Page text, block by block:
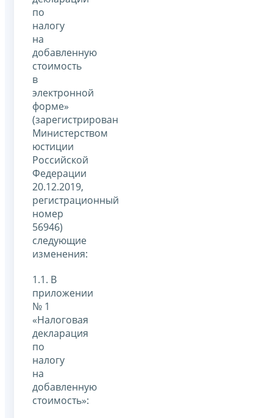
по
налогу
на
добавленную
стоимость
в
электронной
форме»
(зарегистрирован
Министерством
юстиции
Российской
Федерации
20.12.2019,
регистрационный
номер
56946)
следующие
изменения:
1.1. В
приложении
№ 1
«Налоговая
декларация
по
налогу
на
добавленную
стоимость»: